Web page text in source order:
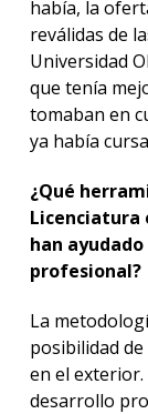
había, la
reválidas de
Universidad
que tenía
tomaban en
ya había
¿Qué
Licenciatura
han
profesional?
La
posibilidad
en el
desarrollo